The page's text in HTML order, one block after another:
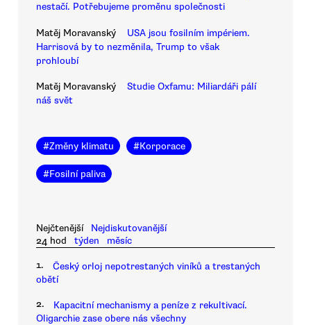
nestačí. Potřebujeme proměnu společnosti
Matěj Moravanský
USA jsou fosilním impériem.
Harrisová by to nezměnila, Trump to však
prohloubí
Matěj Moravanský
Studie Oxfamu: Miliardáři pálí
náš svět
#Změny klimatu #Korporace
#Fosilní paliva
Nejčtenější
Nejdiskutovanější
24 hod
týden měsíc
1.
Český orloj nepotrestaných viníků a trestaných
obětí
2.
Kapacitní mechanismy a peníze z rekultivací.
Oligarchie zase obere nás všechny